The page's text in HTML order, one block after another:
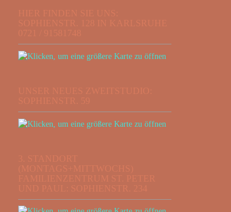
HIER FINDEN SIE UNS:
SOPHIENSTR. 128 IN KARLSRUHE
0721 / 91581748
UNSER NEUES ZWEITSTUDIO:
SOPHIENSTR. 59
3. STANDORT
(MONTAGS+MITTWOCHS)
FAMILIENZENTRUM ST. PETER
UND PAUL: SOPHIENSTR. 234